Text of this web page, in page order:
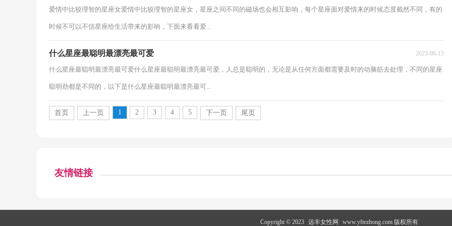
爱情中比较理智的星座女爱情中比较理智的星座女，星座之间不同的磁场也会相互影响，每个星座面对爱情来的时候态度截然不同，有的
时候不可以不信星座给生活带来的影响，下面来看看爱...
什么星座最聪明最漂亮最可爱 2023-06-15
什么星座最聪明最漂亮最可爱什么星座最聪明最漂亮最可爱，人总是聪明的，无论是从任何方面都需要及时的动脑筋去处理，不同的星座
聪明劲都是不同的，以下是什么星座最聪明最漂亮最可...
首页 上一页 1 2 3 4 5 下一页 尾页
友情链接
Copyright © 2023 远丰女性网 www.yftezhong.com 版权所有